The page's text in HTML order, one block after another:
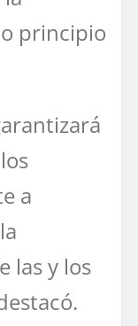
principio
a
las y los